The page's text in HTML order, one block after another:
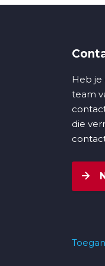
Heb je
team
die